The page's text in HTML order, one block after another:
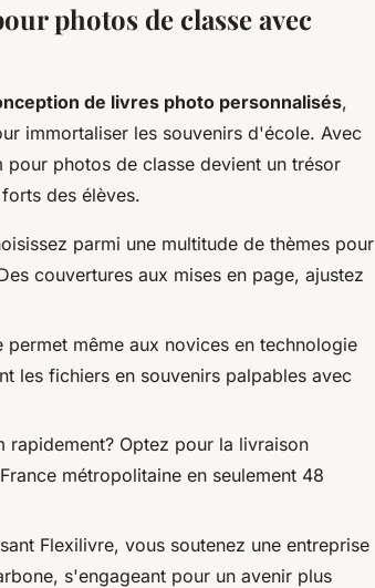
photos de classe avec
de livres photo personnalisés,
immortaliser les souvenirs d'école. Avec
pour photos de classe devient un trésor
des élèves.
parmi une multitude de thèmes pour
couvertures aux mises en page, ajustez
même aux novices en technologie
les fichiers en souvenirs palpables avec
rapidement? Optez pour la livraison
métropolitaine en seulement 48
Flexilivre, vous soutenez une entreprise
s'engageant pour un avenir plus